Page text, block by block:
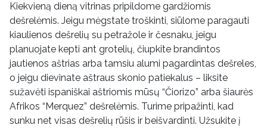
Kiekvieną dieną vitrinas pripildome gardžiomis
dešrelėmis. Jeigu mėgstate troškinti, siūlome paragauti
kiaulienos dešrelių su petražole ir česnaku, jeigu
planuojate kepti ant grotelių, čiupkite brandintos
jautienos aštrias arba tamsiu alumi pagardintas dešreles,
o jeigu dievinate aštraus skonio patiekalus – liksite
sužavėti ispaniškai aštriomis mūsų “Čiorizo” arba šiaurės
Afrikos “Merquez” dešrelėmis. Turime pripažinti, kad
sunku net visas dešrelių rūšis ir beišvardinti. Užsukite į